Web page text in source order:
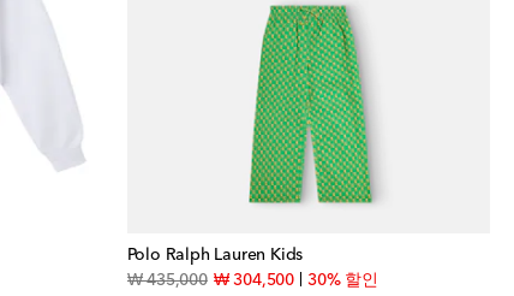
Polo Ralph Lauren Kids
₩ 435,000original price
₩ 304,500discount price
30% 할인